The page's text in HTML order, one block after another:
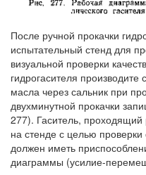
После ручной прокачки
испытательный стенд для
визуальной проверки
гидрогасителя
масла через сальник при
двухминутной прокачки
277). Гаситель,
на стенде с целью
должен иметь
диаграммы (усилие-